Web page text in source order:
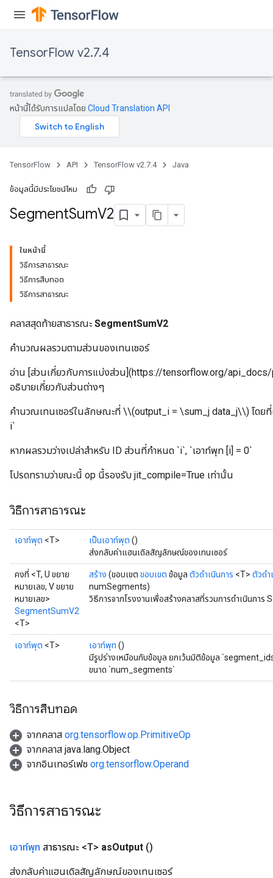
TensorFlow v2.7.4
หน้านี้ได้รับการแปลโดย Cloud Translation API
TensorFlow API TensorFlow v2.7.4 Java
ข้อมูลนี้มีประโยชน์ไหม
SegmentSumV2
ในหน้านี้
วิธีการสาธารณะ
วิธีการสืบทอด
วิธีการสาธารณะ
คลาสสุดท้ายสาธารณะSegmentSumV2
คำนวณผลรวมตามส่วนของเทนเซอร์
อ่าน [ส่วนเกี่ยวกับการแบ่งส่วน](https://tensorflow.org/
อธิบายเกี่ยวกับส่วนต่างๆ
คำนวณเทนเซอร์ในลักษณะที่ \\(output_i = \sum_j data_j\\) โดย
i`
หากผลรวมว่างเปล่าสำหรับ ID ส่วนที่กำหนด `i`, `เอาท์พุท [i] = 0`
โปรดทราบว่าขณะนี้ op นี้รองรับ jit_compile=True เท่านั้น
วิธีการสาธารณะ
เอาท์พุต <T> เป็นเอาท์พุต ()
ส่งกลับค่าแฮนเดิลสัญลักษณ์ของเทนเซอร์
คงที่ <T, U ขยาย
หมายเลข, V ขยาย
หมายเลข>
SegmentSumV2
<T>
สร้าง (ขอบเขต ขอบเขต ข้อมูล ตัวดำเนินการ <T> ตัวดำ
numSegments)
วิธีการจากโรงงานเพื่อสร้างคลาสที่รวมการดำเนินการ
เอาท์พุต <T> เอาท์พุท ()
มีรูปร่างเหมือนกับข้อมูล ยกเว้นมิติข้อมูล
ขนาด `num_segments`
วิธีการสืบทอด
จากคลาส org.tensorflow.op.PrimitiveOp
จากคลาส java.lang.Object
จากอินเทอร์เฟซ org.tensorflow.Operand
วิธีการสาธารณะ
เอาท์พุท สาธารณะ <T> asOutput ()
ส่งกลับค่าแฮนเดิลสัญลักษณ์ของเทนเซอร์